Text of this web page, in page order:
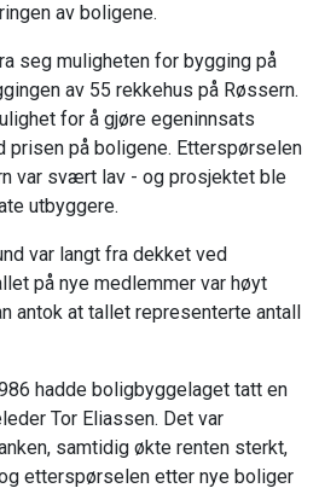
av boligene.
seg muligheten for bygging på
av 55 rekkehus på Røssern.
for å gjøre egeninnsats
prisen på boligene. Etterspørselen
var svært lav - og prosjektet ble
utbyggere.
var langt fra dekket ved
på nye medlemmer var høyt
antok at tallet representerte antall
hadde boligbyggelaget tatt en
Tor Eliassen. Det var
samtidig økte renten sterkt,
etterspørselen etter nye boliger